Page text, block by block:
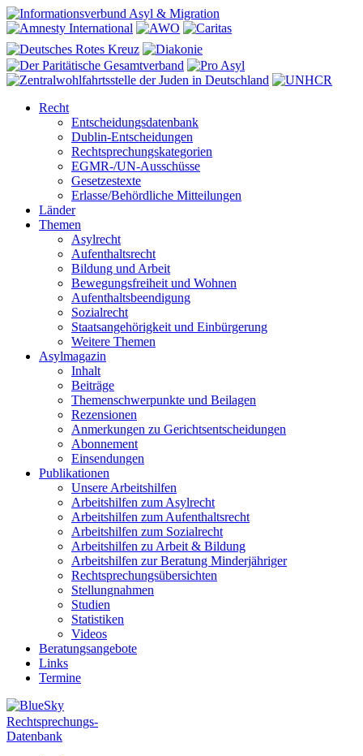
Recht
Entscheidungsdatenbank
Dublin-Entscheidungen
Rechtsprechungskategorien
EGMR-/UN-Ausschüsse
Gesetzestexte
Erlasse/Behördliche Mitteilungen
Länder
Themen
Asylrecht
Aufenthaltsrecht
Bildung und Arbeit
Bewegungsfreiheit und Wohnen
Aufenthaltsbeendigung
Sozialrecht
Staatsangehörigkeit und Einbürgerung
Weitere Themen
Asylmagazin
Inhalt
Beiträge
Themenschwerpunkte und Beilagen
Rezensionen
Anmerkungen zu Gerichtsentscheidungen
Abonnement
Einsendungen
Publikationen
Unsere Arbeitshilfen
Arbeitshilfen zum Asylrecht
Arbeitshilfen zum Aufenthaltsrecht
Arbeitshilfen zum Sozialrecht
Arbeitshilfen zu Arbeit & Bildung
Arbeitshilfen zur Beratung Minderjähriger
Rechtsprechungsübersichten
Stellungnahmen
Studien
Statistiken
Videos
Beratungsangebote
Links
Termine
Rechtsprechungs-
Datenbank